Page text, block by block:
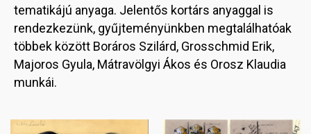
tematikájú anyaga. Jelentős kortárs anyaggal is
rendezkezünk, gyűjteményünkben megtalálhatóak
többek között Boráros Szilárd, Grosschmid Erik,
Majoros Gyula, Mátravölgyi Ákos és Orosz Klaudia
munkái.
Image Image